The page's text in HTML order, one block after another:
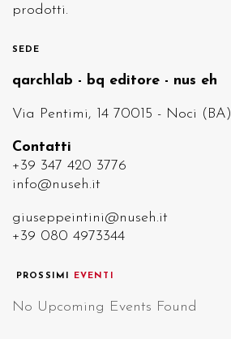
prodotti.
SEDE
qarchlab - bq editore - nus eh
Via Pentimi, 14 70015 - Noci (BA)
Contatti
+39 347 420 3776
info@nuseh.it
giuseppeintini@nuseh.it
+39 080 4973344
PROSSIMI EVENTI
No Upcoming Events Found